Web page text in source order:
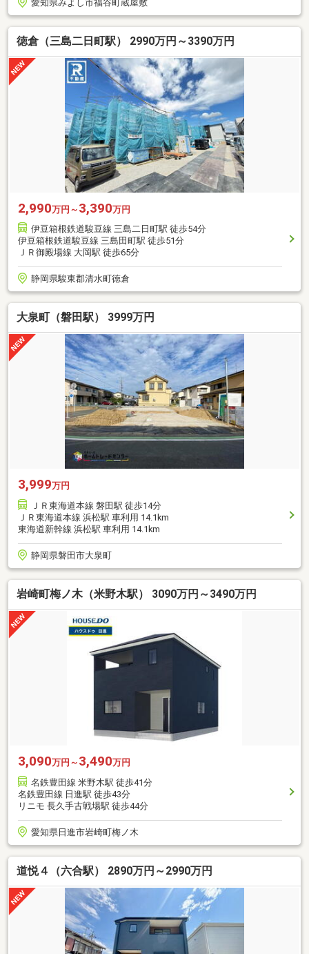
愛知県みよし市福谷町蔵屋敷
徳倉（三島二日町駅） 2990万円～3390万円
2,990万円～ 3,390万円
伊豆箱根鉄道駿豆線 三島二日町駅 徒歩54分
伊豆箱根鉄道駿豆線 三島田町駅 徒歩51分
ＪＲ御殿場線 大岡駅 徒歩65分
静岡県駿東郡清水町徳倉
大泉町（磐田駅） 3999万円
3,999万円
ＪＲ東海道本線 磐田駅 徒歩14分
ＪＲ東海道本線 浜松駅 車利用 14.1km
東海道新幹線 浜松駅 車利用 14.1km
静岡県磐田市大泉町
岩崎町梅ノ木（米野木駅） 3090万円～3490万円
3,090万円～ 3,490万円
名鉄豊田線 米野木駅 徒歩41分
名鉄豊田線 日進駅 徒歩43分
リニモ 長久手古戦場駅 徒歩44分
愛知県日進市岩崎町梅ノ木
道悦４（六合駅） 2890万円～2990万円